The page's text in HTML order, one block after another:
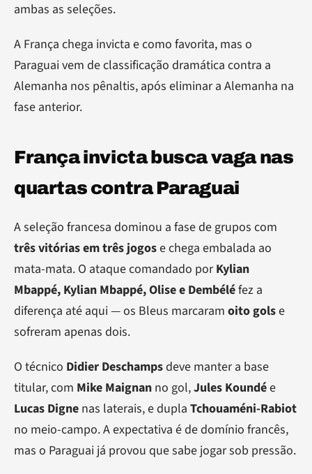
ambas as seleções.
A França chega invicta e como favorita, mas o
Paraguai vem de classificação dramática contra a
Alemanha nos pênaltis, após eliminar a Alemanha na
fase anterior.
França invicta busca vaga nas
quartas contra Paraguai
A seleção francesa dominou a fase de grupos com
três vitórias em três jogose chega embalada ao
mata-mata. O ataque comandado porKylian
Mbappé, Kylian Mbappé, Olise e Dembéléfez a
diferença até aqui — os Bleus marcaram oito golse
sofreram apenas dois.
O técnico Didier Deschamps deve manter a base
titular, com Mike Maignan no gol,Jules Koundée
Lucas Digne nas laterais, e dupla Tchouaméni-Rabiot
no meio-campo. A expectativa é de domínio francês,
mas o Paraguai já provou que sabe jogar sob pressão.